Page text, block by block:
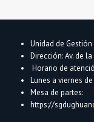
Unidad de
Dirección: Av. de
Horario de
Lunes a viernes de
Mesa de partes:
https://